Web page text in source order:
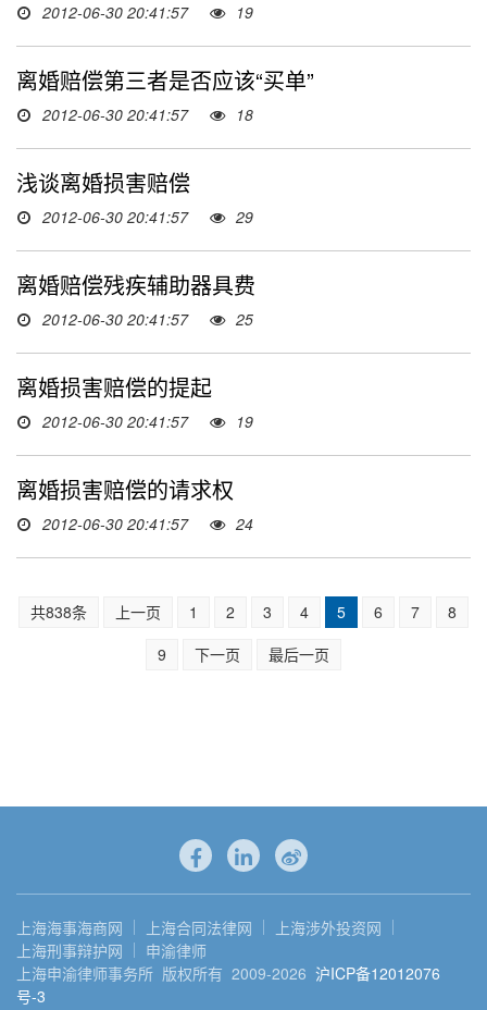
2012-06-30 20:41:57 19
离婚赔偿第三者是否应该“买单”
2012-06-30 20:41:57 18
浅谈离婚损害赔偿
2012-06-30 20:41:57 29
离婚赔偿残疾辅助器具费
2012-06-30 20:41:57 25
离婚损害赔偿的提起
2012-06-30 20:41:57 19
离婚损害赔偿的请求权
2012-06-30 20:41:57 24
共838条 上一页 1 2 3 4 5 6 7
8
9
下一页 最后一页
上海海事海商网 上海合同法律网
上海涉外投资网
上海刑事辩护网
申渝律师
上海申渝律师事务所 版权所有 2009-2026 沪ICP备12012076
号-3